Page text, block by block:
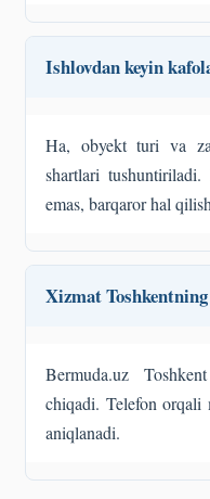
Ishlovdan keyin
Ha, obyekt turi va
shartlari
emas, barqaror hal
Xizmat
Bermuda.uz
chiqadi. Telefon orqali
aniqlanadi.